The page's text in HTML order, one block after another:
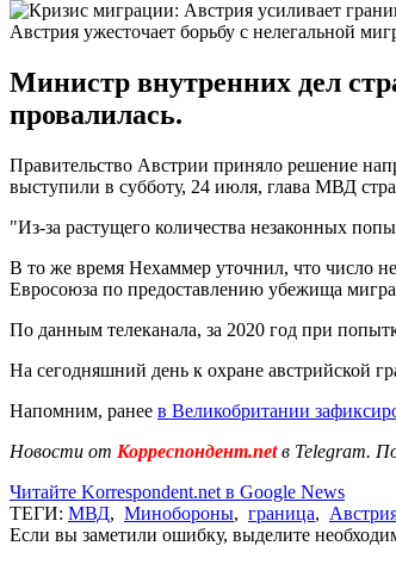
Австрия ужесточает борьбу с нелегальной
Министр внутренних дел
провалилась.
Правительство Австрии приняло решение
выступили в субботу, 24 июля, глава МВД
"Из-за растущего количества незаконных
В то же время Нехаммер уточнил, что число
Евросоюза по предоставлению убежища
По данным телеканала, за 2020 год при
На сегодняшний день к охране австрийской
Напомним, ранее в Великобритании
Новости от Корреспондент.netв Telegram.
Читайте Korrespondent.net в Google News
ТЕГИ: МВД, Минобороны, граница,
Если вы заметили ошибку, выделите